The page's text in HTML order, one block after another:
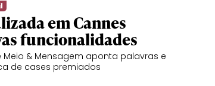
em Cannes
funcionalidades
Meio & Mensagem aponta palavras e
de cases premiados